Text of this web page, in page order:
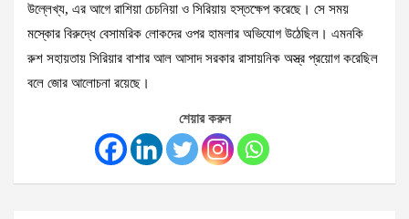
উল্লেখ্য, এর আগে রাশিয়া চেচনিয়া ও সিরিয়ায় হস্তক্ষেপ করেছে। সে সময়
মস্কোর বিরুদ্ধে বেসামরিক লোকদের ওপর হামলার অভিযোগ উঠেছিল। এমনকি
রুশ সহায়তায় সিরিয়ার বাশার আল আসাদ সরকার রাসায়নিক অস্ত্র প্রয়োগ করেছিল
বলে জোর আলোচনা রয়েছে।
শেয়ার করুন